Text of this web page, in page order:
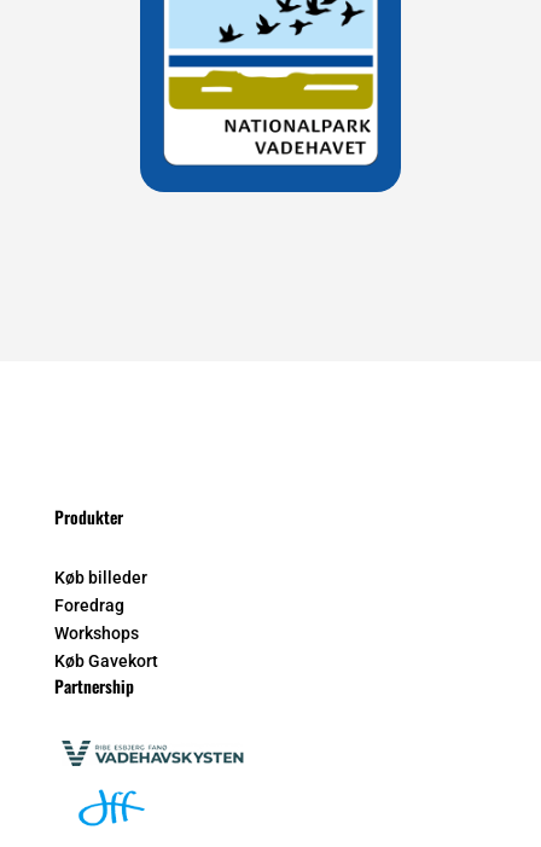
Produkter
Køb billeder
Foredrag
Workshops
Køb Gavekort
Partnership